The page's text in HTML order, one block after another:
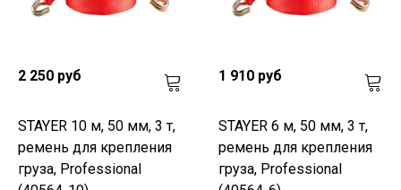
2 250 руб
STAYER 10 м, 50 мм, 3 т,
ремень для крепления
груза, Professional
1 910 руб
STAYER 6 м, 50 мм, 3 т,
ремень для крепления
груза, Professional